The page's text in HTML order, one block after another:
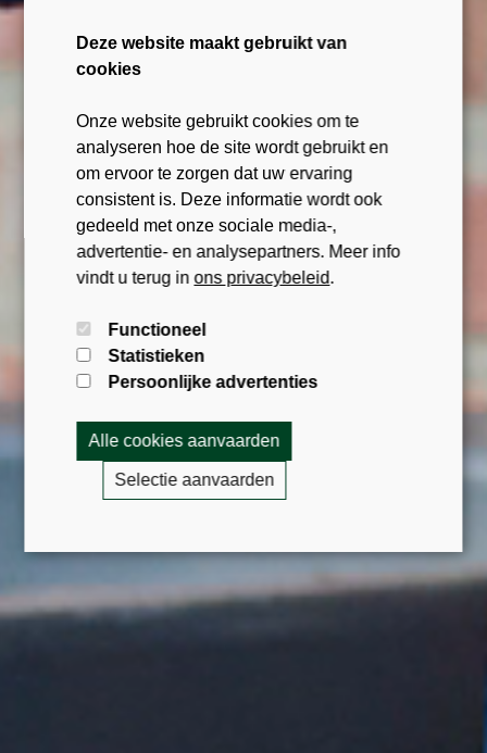
Deze website maakt gebruikt van
cookies
Onze website gebruikt cookies om te
analyseren hoe de site wordt gebruikt en
om ervoor te zorgen dat uw ervaring
consistent is. Deze informatie wordt ook
gedeeld met onze sociale media-,
advertentie- en analysepartners. Meer info
vindt u terug in ons privacybeleid.
Functioneel
Statistieken
Persoonlijke advertenties
Alle cookies aanvaarden
Selectie aanvaarden